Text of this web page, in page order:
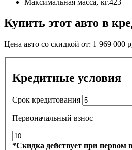
Купить этот авто в
Цена авто со скидкой от: 1 969 000
Кредитные условия
Срок кредитования
Первоначальный взнос
*Скидка действует при первом